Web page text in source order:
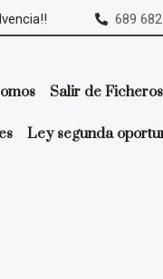
689
Salir de
Ley segunda